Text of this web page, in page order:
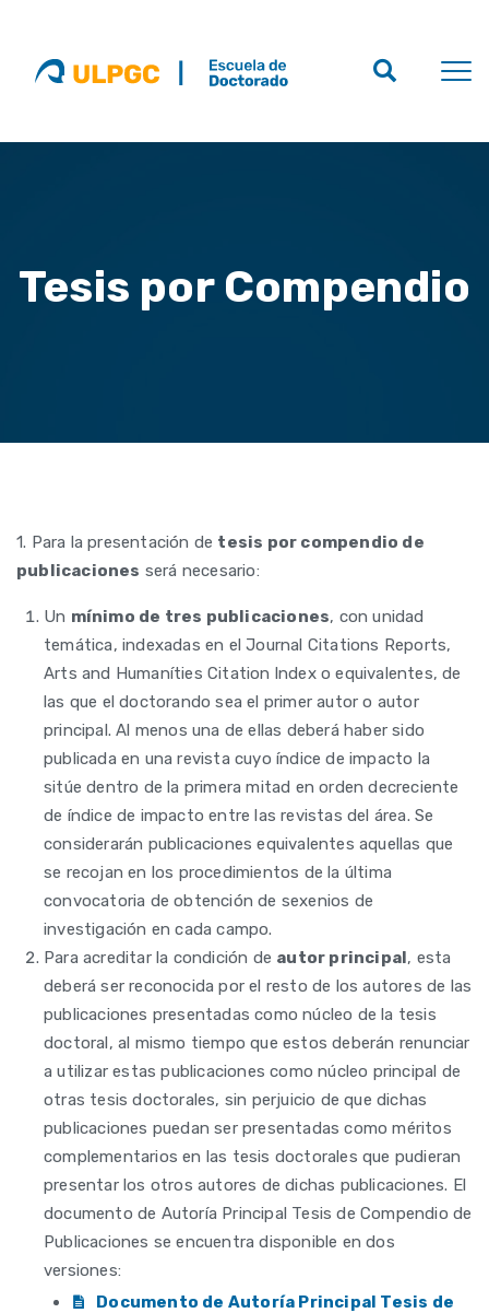
Tesis por Compendio
1. Para la presentación de tesis por compendio de
publicaciones será necesario:
Un mínimo de tres publicaciones, con unidad
temática, indexadas en el Journal Citations Reports,
Arts and Humaníties Citation lndex o equivalentes, de
las que el doctorando sea el primer autor o autor
principal. Al menos una de ellas deberá haber sido
publicada en una revista cuyo índice de impacto la
sitúe dentro de la primera mitad en orden decreciente
de índice de impacto entre las revistas del área. Se
considerarán publicaciones equivalentes aquellas que
se recojan en los procedimientos de la última
convocatoria de obtención de sexenios de
investigación en cada campo.
Para acreditar la condición de autor principal, esta
deberá ser reconocida por el resto de los autores de las
publicaciones presentadas como núcleo de la tesis
doctoral, al mismo tiempo que estos deberán renunciar
a utilizar estas publicaciones como núcleo principal de
otras tesis doctorales, sin perjuicio de que dichas
publicaciones puedan ser presentadas como méritos
complementarios en las tesis doctorales que pudieran
presentar los otros autores de dichas publicaciones. El
documento de Autoría Principal Tesis de Compendio de
Publicaciones se encuentra disponible en dos
versiones:
Documento de Autoría Principal Tesis de